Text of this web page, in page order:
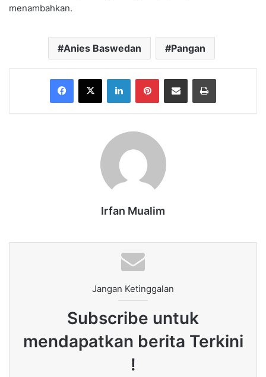
menambahkan.
Anies Baswedan Pangan
Facebook
X LinkedInPinterestShare via Email Print
Irfan Mualim
Jangan Ketinggalan
Subscribe untuk
mendapatkan berita Terkini
!